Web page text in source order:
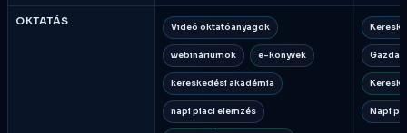
OKTATÁS Videó oktatóanyagok
webináriumok e-könyvek
kereskedési akadémia
napi piaci elemzés Napi